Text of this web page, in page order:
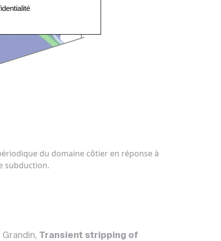
du domaine côtier en réponse à
subduction.
Transient stripping of